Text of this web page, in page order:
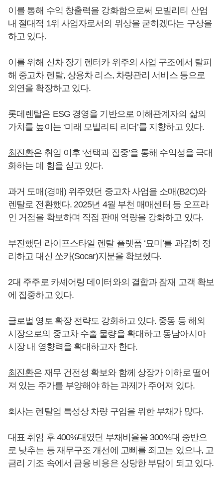
이를 통해 수익 창출력을 강화함으로써 모빌리티 산업
내 절대적 1위 사업자로서의 위상을 굳히겠다는 구상을
하고 있다.
이를 위해 신차 장기 렌터카 위주의 사업 구조에서 탈피
해 중고차 렌탈, 상용차 리스, 차량관리 서비스 등으로
외연을 확장하고 있다.
롯데렌탈은 ESG 경영을 기반으로 이해관계자의 삶의
가치를 높이는 ‘미래 모빌리티 리더’를 지향하고 있다.
최진환은 취임 이후 ‘선택과 집중’을 통해 수익성을 극대
화하는 데 힘을 싣고 있다.
과거 도매(경매) 위주였던 중고차 사업을 소매(B2C)와
렌탈로 전환했다. 2025년 4월 부천 매매센터 등 오프라
인 거점을 확보하며 직접 판매 역량을 강화하고 있다.
부진했던 라이프스타일 렌탈 플랫폼 ‘묘미’를 과감히 정
리하고 대신 쏘카(Socar)지분을 확보헸다.
2대 주주로 카셰어링 데이터와의 결합과 잠재 고객 확보
에 집중하고 있다.
글로벌 영토 확장 전략도 강화하고 있다. 중동 등 해외
시장으로의 중고차 수출 물량을 확대하고 동남아시아
시장 내 영향력을 확대하고자 한다.
최진환은 재무 건전성 확보와 함께 상장가 이하로 떨어
져 있는 주가를 부양해야 하는 과제가 주어져 있다.
회사는 렌탈업 특성상 차량 구입을 위한 부채가 많다.
대표 취임 후 400%대였던 부채비율을 300%대 중반으
로 낮추는 등 재무구조 개선에 고삐를 죄고는 있으나, 고
금리 기조 속에서 금융 비용은 상당한 부담이 되고 있다.